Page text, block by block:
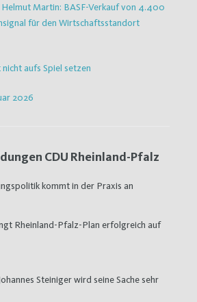
Martin: BASF-Verkauf von 4.400
für den Wirtschaftsstandort
aufs Spiel setzen
2026
CDU Rheinland-Pfalz
kommt in der Praxis an
Rheinland-Pfalz-Plan erfolgreich auf
Steiniger wird seine Sache sehr